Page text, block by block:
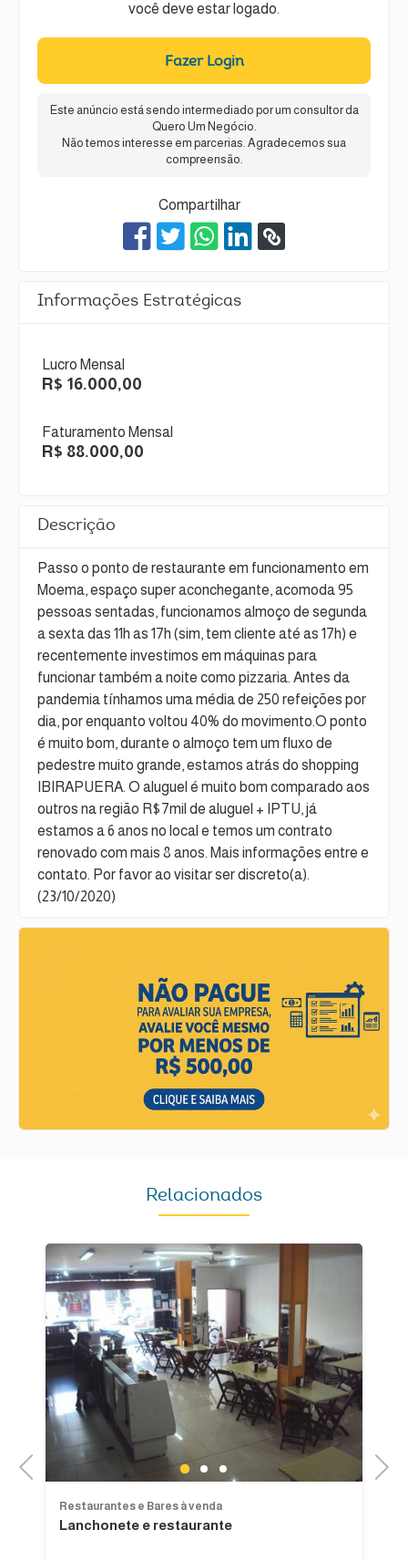
você deve estar logado.
Fazer Login
Este anúncio está sendo intermediado por um consultor da
Quero Um Negócio.
Não temos interesse em parcerias. Agradecemos sua
compreensão.
Compartilhar
Informações Estratégicas
Lucro Mensal
R$ 16.000,00
Faturamento Mensal
R$ 88.000,00
Descrição
Passo o ponto de restaurante em funcionamento em
Moema, espaço super aconchegante, acomoda 95
pessoas sentadas, funcionamos almoço de segunda
a sexta das 11h as 17h (sim, tem cliente até as 17h) e
recentemente investimos em máquinas para
funcionar também a noite como pizzaria. Antes da
pandemia tínhamos uma média de 250 refeições por
dia, por enquanto voltou 40% do movimento.O ponto
é muito bom, durante o almoço tem um fluxo de
pedestre muito grande, estamos atrás do shopping
IBIRAPUERA. O aluguel é muito bom comparado aos
outros na região R$7mil de aluguel + IPTU, já
estamos a 6 anos no local e temos um contrato
renovado com mais 8 anos. Mais informações entre e
contato. Por favor ao visitar ser discreto(a).
(23/10/2020)
Relacionados
Previous 1 2 3
Restaurantes e Bares à venda
Lanchonete e restaurante
Next